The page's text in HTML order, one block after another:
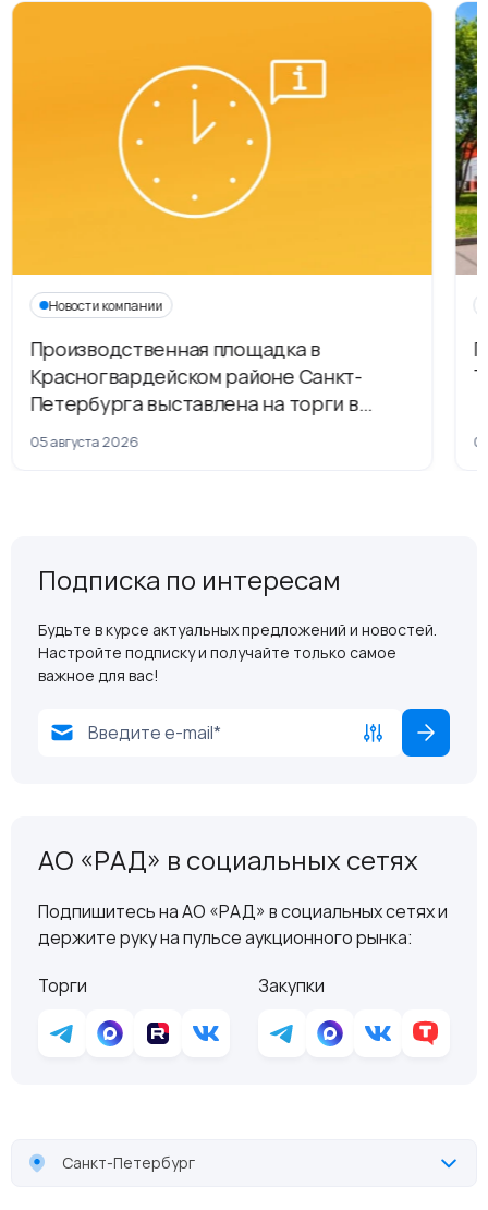
Новости компании
Производственная площадка в
Красногвардейском районе Санкт-
Петербурга выставлена на торги в
рамках приватизации
05 августа 2026
Подписка по интересам
Будьте в курсе актуальных предложений и новостей.
Настройте подписку и получайте только самое
важное для вас!
АО «РАД» в социальных сетях
Подпишитесь на АО «РАД» в социальных сетях и
держите руку на пульсе аукционного рынка:
Торги
Закупки
Санкт-Петербург